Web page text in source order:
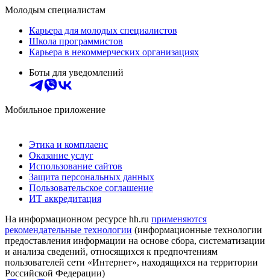
Молодым специалистам
Карьера для молодых специалистов
Школа программистов
Карьера в некоммерческих организациях
Боты для уведомлений
Мобильное приложение
Этика и комплаенс
Оказание услуг
Использование сайтов
Защита персональных данных
Пользовательское соглашение
ИТ аккредитация
На информационном ресурсе hh.ru применяются
рекомендательные технологии (информационные технологии
предоставления информации на основе сбора, систематизации
и анализа сведений, относящихся к предпочтениям
пользователей сети «Интернет», находящихся на территории
Российской Федерации)